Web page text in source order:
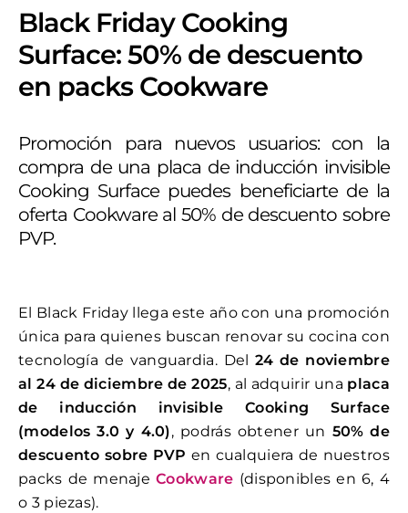
Black Friday Cooking
Surface: 50% de descuento
en packs Cookware
Promoción para nuevos usuarios: con la
compra de una placa de inducción invisible
Cooking Surface puedes beneficiarte de la
oferta Cookware al 50% de descuento sobre
PVP.
El Black Friday llega este año con una promoción
única para quienes buscan renovar su cocina con
tecnología de vanguardia. Del 24 de noviembre
al 24 de diciembre de 2025, al adquirir una placa
de inducción invisible Cooking Surface
(modelos 3.0 y 4.0), podrás obtener un 50% de
descuento sobre PVP en cualquiera de nuestros
packs de menajeCookware (disponibles en 6, 4
o 3 piezas).